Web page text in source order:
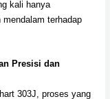
kali hanya
terhadap
Presisi dan
303J, proses yang